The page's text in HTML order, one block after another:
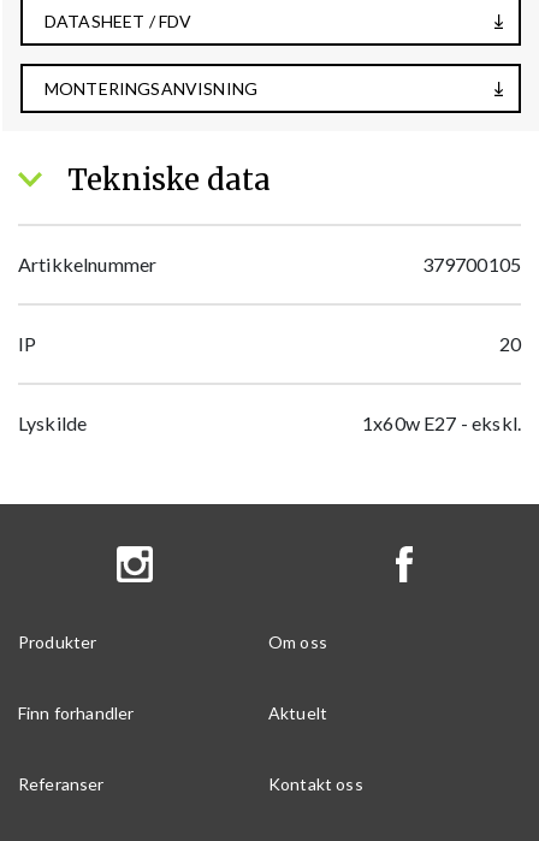
DATASHEET / FDV
MONTERINGSANVISNING
Tekniske data
Artikkelnummer 379700105
IP 20
Lyskilde 1x60w E27 - ekskl.
Produkter Om oss
Finn forhandler Aktuelt
Referanser Kontakt oss